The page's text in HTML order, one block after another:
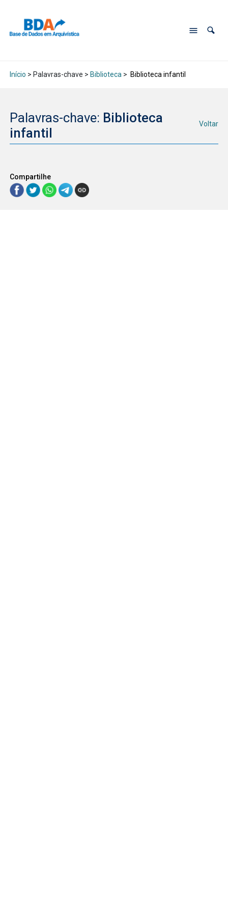
Início > Palavras-chave > Biblioteca > Biblioteca infantil
Palavras-chave: Biblioteca
infantil
Voltar
Compartilhe